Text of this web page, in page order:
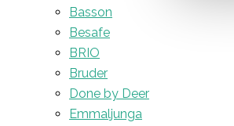
Basson
Besafe
BRIO
Bruder
Done by Deer
Emmaljunga